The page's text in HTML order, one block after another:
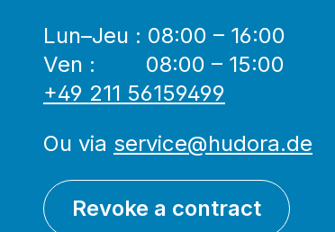
Lun–Jeu : 08:00 – 16:00
Ven : 08:00 – 15:00
+49 211 56159499
Ou via service@hudora.de
Revoke a contract